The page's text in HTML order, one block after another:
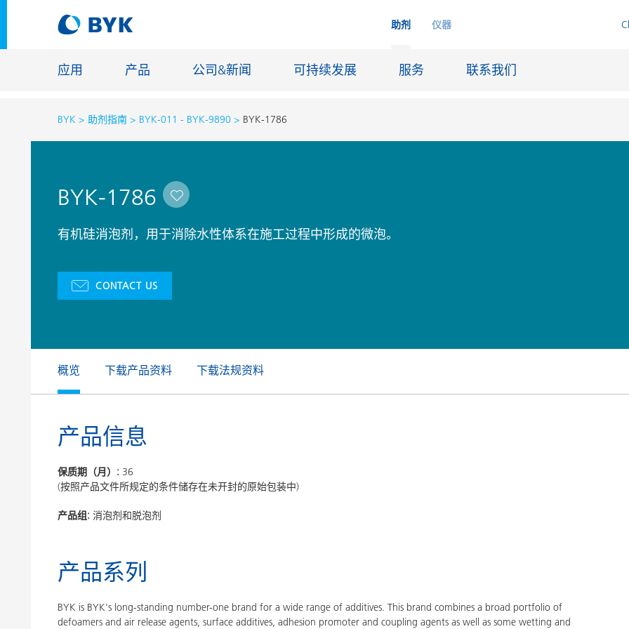
助剂 仪器
应用 产品 公司&新闻 可持续发展 服务 联系我们
按应用推荐产品
胶粘剂和密封胶
建筑涂料
汽车修补漆
罐头涂料
卷材涂料
玻纤浸渍
BYK 助剂指南 BYK-011 - BYK-9890 BYK-1786
BYK-1786
有机硅消泡剂，用于消除水性体系在施工过程中形成的微泡。
CONTACT US
概览 下载产品资料 下载法规资料
产品信息
保质期（月）: 36
(按照产品文件所规定的条件储存在未开封的原始包装中)
产品组: 消泡剂和脱泡剂
产品系列
BYK is BYK's long-standing number-one brand for a wide range of additives. This brand combines a broad portfolio of
defoamers and air release agents, surface additives, adhesion promoter and coupling agents as well as some wetting and